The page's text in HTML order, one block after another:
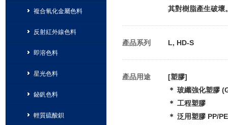
複合氧化金屬色料
反射紅外線色料
即溶色料
星光色料
鉍釩色料
輕質硫酸鋇
其對樹脂產生破壞
產品系列 L, HD-S
產品用途
[塑膠]
＊ 玻纖強化塑膠
＊ 工程塑膠
＊ 泛用塑膠 PP/